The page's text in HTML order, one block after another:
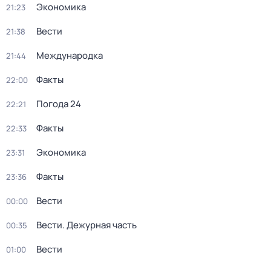
21:23 Экономика
21:38 Вести
21:44 Международка
22:00 Факты
22:21 Погода 24
22:33 Факты
23:31 Экономика
23:36 Факты
00:00 Вести
00:35 Вести. Дежурная часть
01:00 Вести